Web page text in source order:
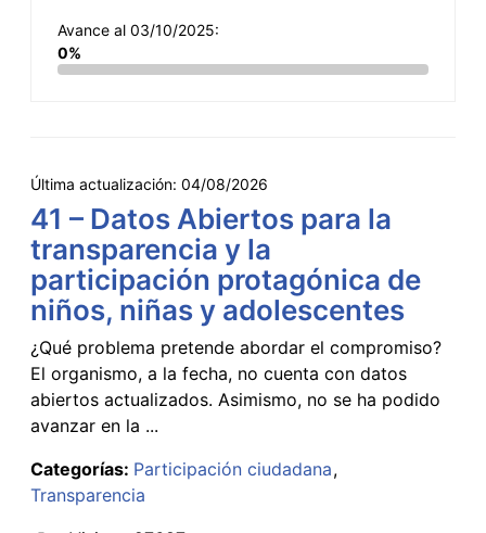
Avance al 03/10/2025:
0%
Última actualización: 04/08/2026
41 – Datos Abiertos para la
transparencia y la
participación protagónica de
niños, niñas y adolescentes
¿Qué problema pretende abordar el compromiso?
El organismo, a la fecha, no cuenta con datos
abiertos actualizados. Asimismo, no se ha podido
avanzar en la ...
Categorías: Participación ciudadana
Transparencia